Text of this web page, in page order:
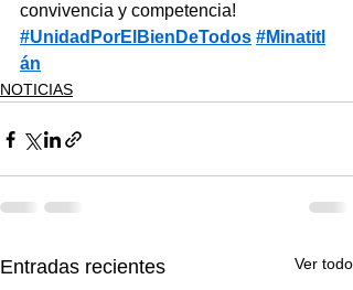
convivencia y competencia!
#UnidadPorElBienDeTodos #Minatitl
án
NOTICIAS
Entradas recientes Ver todo